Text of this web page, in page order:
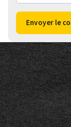
Envoyer le